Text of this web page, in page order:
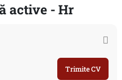
active - Hr
Trimite CV